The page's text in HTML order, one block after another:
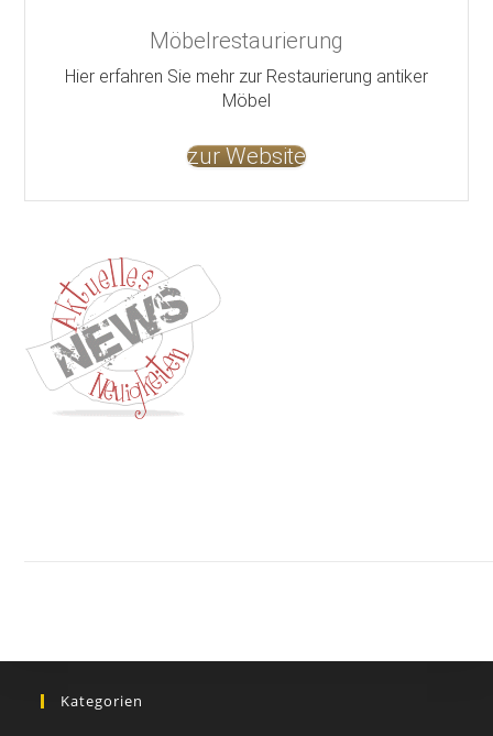
Möbelrestaurierung
Hier erfahren Sie mehr zur Restaurierung antiker
Möbel
zur Website
Kategorien